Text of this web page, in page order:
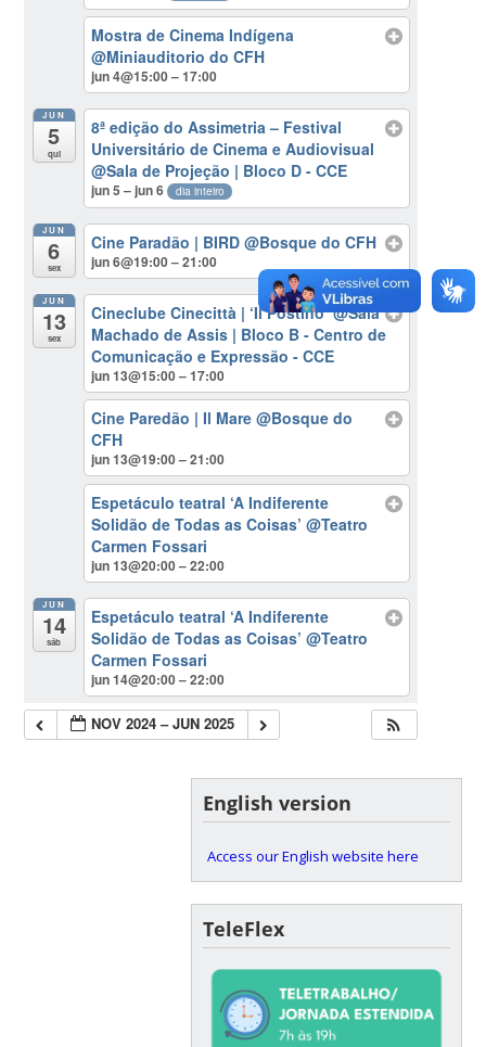
Mostra de Cinema Indígena
@Miniauditorio do CFH
jun 4@15:00 – 17:00
JUN
5
qui
8ª edição do Assimetria – Festival
Universitário de Cinema e Audiovisual
@Sala de Projeção | Bloco D - CCE
jun 5 – jun 6 dia inteiro
JUN
6
sex
Cine Paradão | BIRD@Bosque do CFH
jun 6@19:00 – 21:00
JUN
13
sex
Cineclube Cinecittà | ‘Il Postino’@Sala
Machado de Assis | Bloco B - Centro de
Comunicação e Expressão - CCE
jun 13@15:00 – 17:00
Cine Paredão | Il Mare@Bosque do
CFH
jun 13@19:00 – 21:00
Espetáculo teatral ‘A Indiferente
Solidão de Todas as Coisas’@Teatro
Carmen Fossari
jun 13@20:00 – 22:00
JUN
14
sáb
Espetáculo teatral ‘A Indiferente
Solidão de Todas as Coisas’@Teatro
Carmen Fossari
jun 14@20:00 – 22:00
NOV 2024 – JUN 2025
English version
Access our English website here
TeleFlex